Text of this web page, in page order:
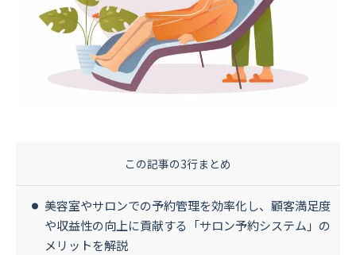
資料ダウンロード
この記事の3行まとめ
美容室やサロンでの予約管理を効率化し、顧客満足度
や収益性の向上に貢献する「サロン予約システム」の
メリットを解説